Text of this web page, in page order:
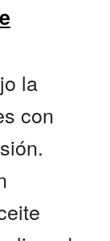
la
con